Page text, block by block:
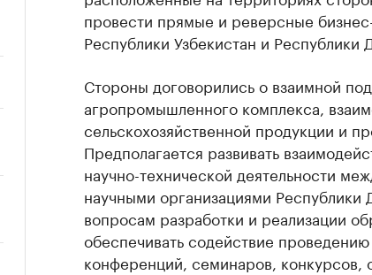
провести прямые и реверсные
Республики Узбекистан и Республики
Стороны договорились о взаимной
агропромышленного комплекса,
сельскохозяйственной продукции и
Предполагается развивать
научно-технической деятельности
научными организациями Республики
вопросам разработки и реализации
обеспечивать содействие
конференций, семинаров, конкурсов,